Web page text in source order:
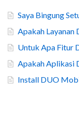
Saya Bingung
Apakah Layanan
Untuk Apa Fitur
Apakah Aplikasi
Install DUO